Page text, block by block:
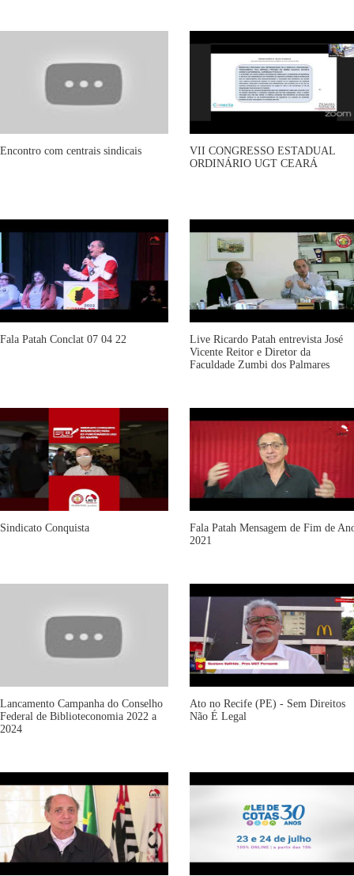
Encontro com centrais sindicais
VII CONGRESSO ESTADUAL
ORDINÁRIO UGT CEARÁ
Fala Patah Conclat 07 04 22
Live Ricardo Patah entrevista José
Vicente Reitor e Diretor da
Faculdade Zumbi dos Palmares
Sindicato Conquista
Fala Patah Mensagem de Fim de
2021
Lancamento Campanha do Conselho
Federal de Biblioteconomia 2022 a
2024
Ato no Recife (PE) - Sem Direitos
Não É Legal